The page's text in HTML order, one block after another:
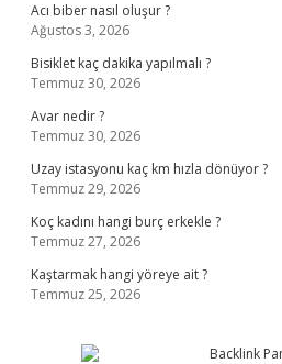
Acı biber nasıl oluşur ?
Ağustos 3, 2026
Bisiklet kaç dakika yapılmalı ?
Temmuz 30, 2026
Avar nedir ?
Temmuz 30, 2026
Uzay istasyonu kaç km hızla dönüyor ?
Temmuz 29, 2026
Koç kadını hangi burç erkekle ?
Temmuz 27, 2026
Kaştarmak hangi yöreye ait ?
Temmuz 25, 2026